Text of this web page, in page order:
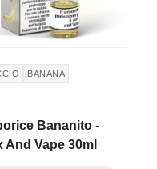
BANANA
Bananito -
And Vape 30ml